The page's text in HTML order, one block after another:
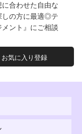
合わせた自由な
しの方に最適◎テ
ント』にご相談
お気に入り登録